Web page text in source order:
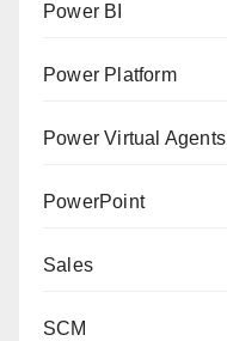
Power BI
Power Platform
Power Virtual Agents
PowerPoint
Sales
SCM